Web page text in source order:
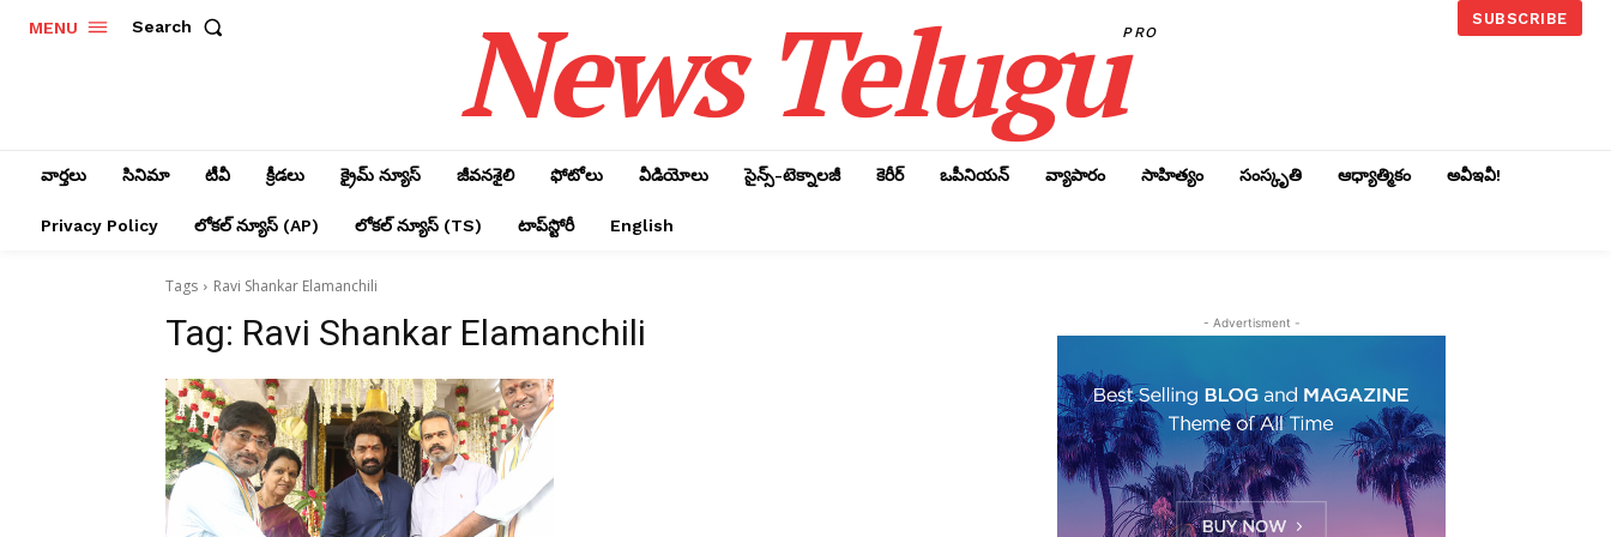
MENU Search News TeluguPRO
SUBSCRIBE
వార్తలు సినిమా టీవీ క్రీడలు క్రైమ్ న్యూస్‌ జీవనశైలి ఫోటోలు వీడియోలు సైన్స్‌-టెక్నాలజీ కెరీర్‌ ఒపీనియన్‌ వ్యాపారం సాహిత్యం సంస్కృతి ఆధ్యాత్మికం అవీఇవీ!
Privacy Policy లోక‌ల్ న్యూస్‌ (AP) లోక‌ల్ న్యూస్‌ (TS) టాప్‌స్టోరీ English
Tags Ravi Shankar Elamanchili
Tag: Ravi Shankar Elamanchili - Advertisment -